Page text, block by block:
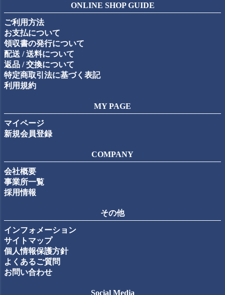
ップ
ONLINE SHOP GUIDE
ご利用方法
お支払について
領収書の発行について
配送 / 送料について
返品 / 交換について
特定商取引法に基づく表記
利用規約
MY PAGE
マイページ
新規会員登録
COMPANY
会社概要
事業所一覧
採用情報
その他
インフォメーション
サイトマップ
個人情報保護方針
よくあるご質問
お問い合わせ
Social Media